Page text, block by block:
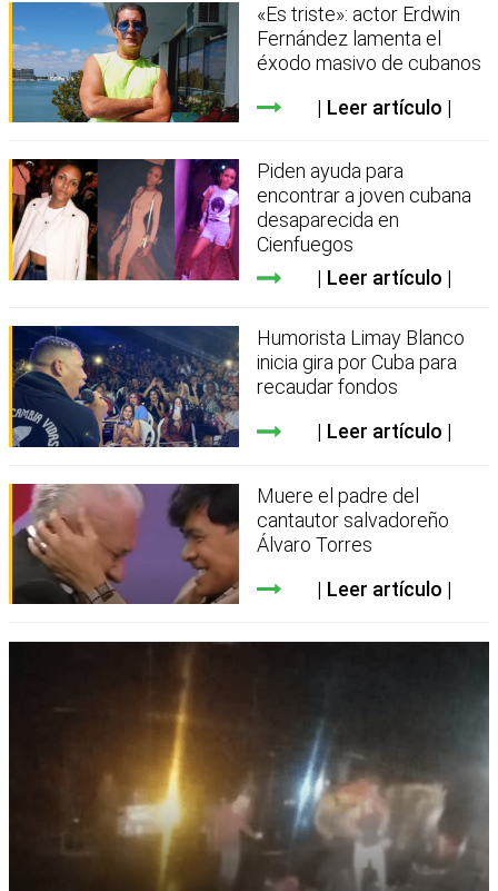
«Es triste»: actor Erdwin
Fernández lamenta el
éxodo masivo de cubanos
Leer artículo
Piden ayuda para
encontrar a joven cubana
desaparecida en
Cienfuegos
Leer artículo
Humorista Limay Blanco
inicia gira por Cuba para
recaudar fondos
Leer artículo
Muere el padre del
cantautor salvadoreño
Álvaro Torres
Leer artículo